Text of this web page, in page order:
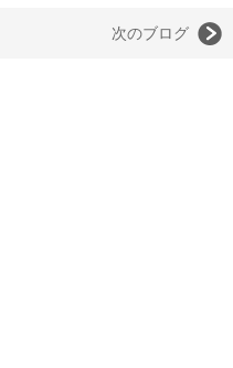
次のブログ